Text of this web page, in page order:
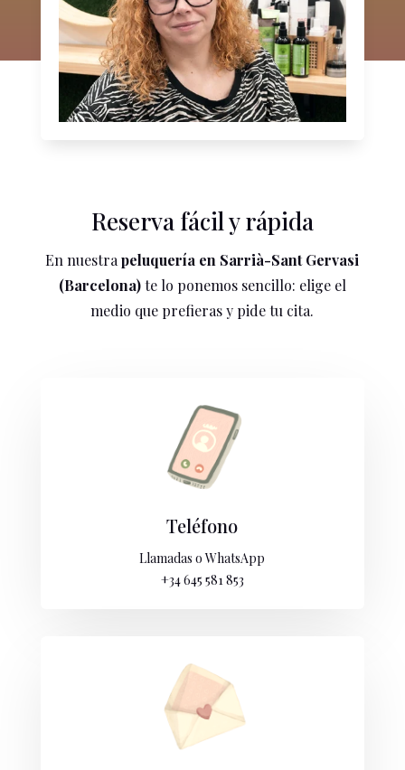
Reserva fácil y rápida
En nuestrapeluquería en Sarrià-Sant Gervasi
(Barcelona)te lo ponemos sencillo: elige el
medio que prefieras y pide tu cita.
Teléfono
Llamadas o WhatsApp
+34 645 581 853